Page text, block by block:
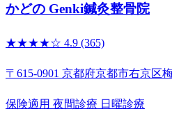
かどの Genki鍼灸整骨院
★★★★☆ 4.9 (365)
〒615-0901 京都府京都市右京区
保険適用 夜間診療 日曜診療